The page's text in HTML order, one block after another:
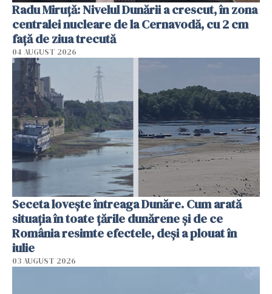
Radu Miruţă: Nivelul Dunării a crescut, în zona
centralei nucleare de la Cernavodă, cu 2 cm
faţă de ziua trecută
04 AUGUST 2026
Seceta lovește întreaga Dunăre. Cum arată
situația în toate țările dunărene și de ce
România resimte efectele, deși a plouat în
iulie
03 AUGUST 2026